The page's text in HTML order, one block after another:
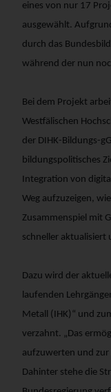
eines von nur 17
ausgewählt.
durch das
während der nun
Bei dem Projekt
Westfälischen
der DIHK-Bildungs-
bildungspolitisches
Integration von
Weg aufzuzeigen,
Zusammenspiel mit
schneller aktualisiert
Dazu wird der
laufenden
Metall (IHK)“ und
verzahnt. „Das
aufzuwerten und zur
Dahinter stehe die